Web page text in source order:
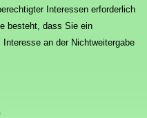
Interessen erforderlich
besteht, dass Sie ein
an der Nichtweitergabe